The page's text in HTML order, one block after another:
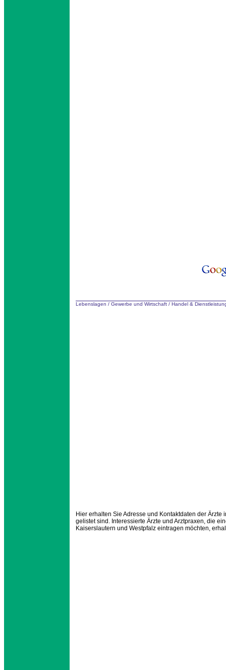
Lebenslagen / Gewerbe und Wirtschaft / Handel &
Hier erhalten Sie Adresse und Kontaktdaten der
gelistet sind. Interessierte Ärzte und Arztpraxen, die
Kaiserslautern und Westpfalz eintragen möchten,